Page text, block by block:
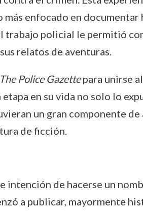
enfocado en documentar
trabajo policial le permitió
relatos de aventuras.
The Police Gazettepara unirse
en su vida no solo lo
un gran componente de
de ficción.
de hacerse un
a publicar, mayormente